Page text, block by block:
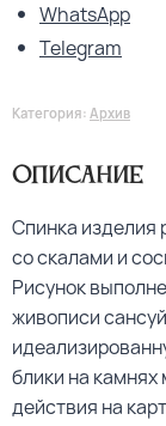
WhatsApp
Telegram
Категория: Архив
Описание
Спинка
со скалами и
Рисунок
живописи
блики на камнях
действия на